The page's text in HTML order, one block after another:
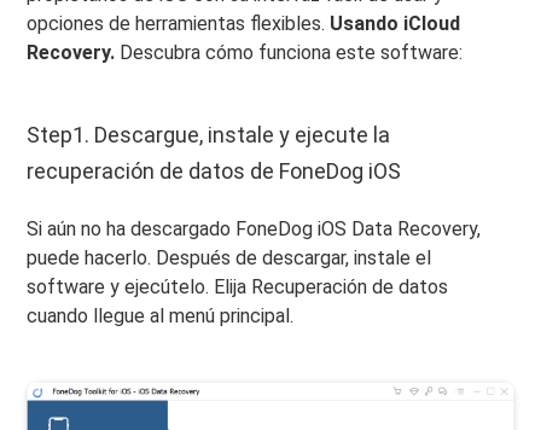
opciones de herramientas flexibles. Usando iCloud
Recovery. Descubra cómo funciona este software:
Step1. Descargue, instale y ejecute la
recuperación de datos de FoneDog iOS
Si aún no ha descargado FoneDog iOS Data Recovery,
puede hacerlo. Después de descargar, instale el
software y ejecútelo. Elija Recuperación de datos
cuando llegue al menú principal.